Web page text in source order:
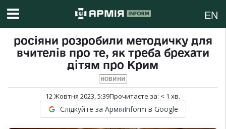
EN
росіяни розробили методичку для
вчителів про те, як треба брехати
дітям про Крим
НОВИНИ
12 Жовтня 2023, 5:39Прочитаєте за: < 1 хв.
Слідкуйте за АрміяInform в Google